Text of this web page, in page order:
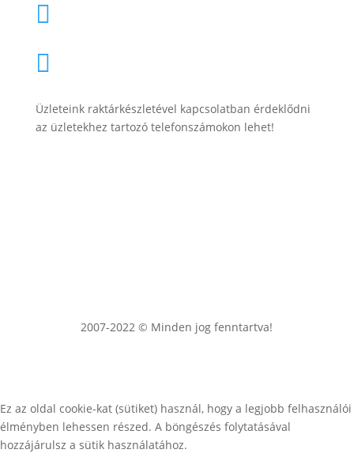


Üzleteink raktárkészletével kapcsolatban érdeklődni
az üzletekhez tartozó telefonszámokon lehet!
2007-2022 © Minden jog fenntartva!
Ez az oldal cookie-kat (sütiket) használ, hogy a legjobb felhasználói
élményben lehessen részed. A böngészés folytatásával
hozzájárulsz a sütik használatához.